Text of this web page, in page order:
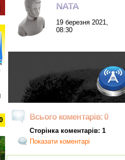
NATA
19 березня 2021,
08:30
Всього коментарів: 0
Сторінка коментарів: 1
Показати коментарі